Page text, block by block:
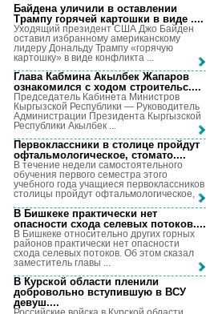
Байдена уличили в оставлении
Трампу горячей картошки в виде ....
Уходящий президент США Джо Байден
оставил избранному американскому
лидеру Дональду Трампу «горячую
картошку» в виде конфликта ...
Глава Кабмина Акылбек Жапаров
ознакомился с ходом строительс....
Председатель Кабинета Министров
Кыргызской Республики — Руководитель
Администрации Президента Кыргызской
Республики Акылбек ...
Первоклассники в столице пройдут
офтальмологическое, стомато....
В течение недели самостоятельного
обучения первого семестра этого
учебного года учащиеся первоклассников
столицы пройдут офтальмологическое, ...
В Бишкеке практически нет
опасности схода селевых потоков....
В Бишкеке относительно других горных
районов практически нет опасности
схода селевых потоков. Об этом сказал
заместитель главы ...
В Курской области пленили
добровольно вступившую в ВСУ
девуш....